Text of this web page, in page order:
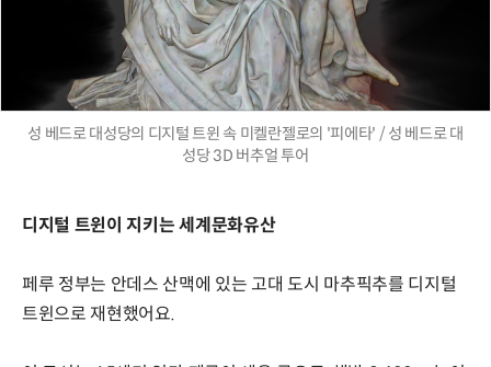
성 베드로 대성당의 디지털 트윈 속 미켈란젤로의 '피에타' / 성 베드로 대
성당 3D 버추얼 투어
디지털 트윈이 지키는 세계문화유산
페루 정부는 안데스 산맥에 있는 고대 도시 마추픽추를 디지털
트윈으로 재현했어요.